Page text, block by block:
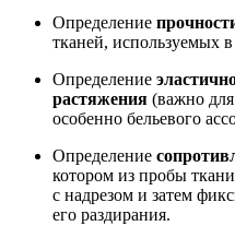
Определение
тканей, используемых
Определение
растяжения (важно
особенно бельевого
Определение
котором из пробы
с надрезом и затем
его раздирания.